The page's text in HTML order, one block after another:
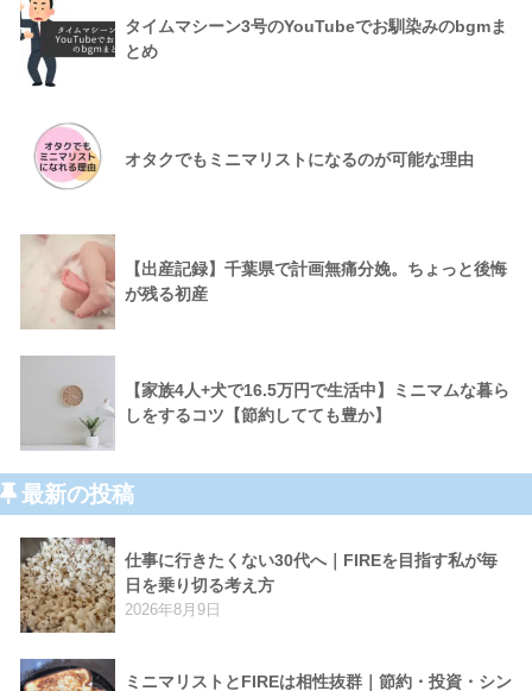
タイムマシーン3号のYouTubeでお馴染みのbgmま
とめ
オタクでもミニマリストになるのが可能な理由
【出産記録】千葉県で計画無痛分娩。ちょっと後悔
が残る初産
【家族4人+犬で16.5万円で生活中】ミニマムな暮ら
しをするコツ【節約してても豊か】
最新の投稿
仕事に行きたくない30代へ｜FIREを目指す私が毎
日を乗り切る考え方
2026年8月9日
ミニマリストとFIREは相性抜群｜節約・投資・シン